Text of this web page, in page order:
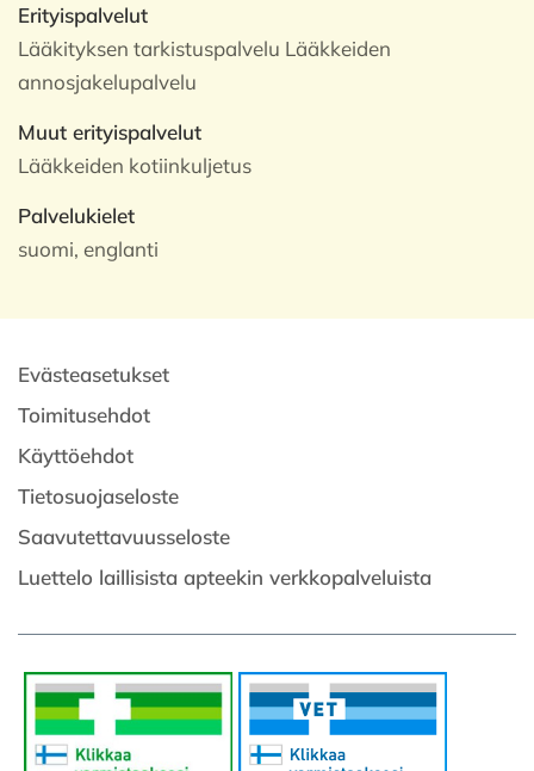
Erityispalvelut
Lääkityksen tarkistuspalvelu Lääkkeiden
annosjakelupalvelu
Muut erityispalvelut
Lääkkeiden kotiinkuljetus
Palvelukielet
suomi, englanti
Evästeasetukset
Toimitusehdot
Käyttöehdot
Tietosuojaseloste
Saavutettavuusseloste
Luettelo laillisista apteekin verkkopalveluista